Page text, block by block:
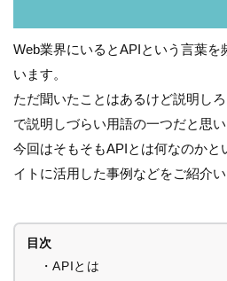
Web業界にいるとAPIという言葉を
います。
ただ聞いたことはあるけど説明し
で説明しづらい用語の一つだと思い
今回はそもそもAPIとは何なのかと
イトに活用した事例などをご紹介い
目次
・APIとは